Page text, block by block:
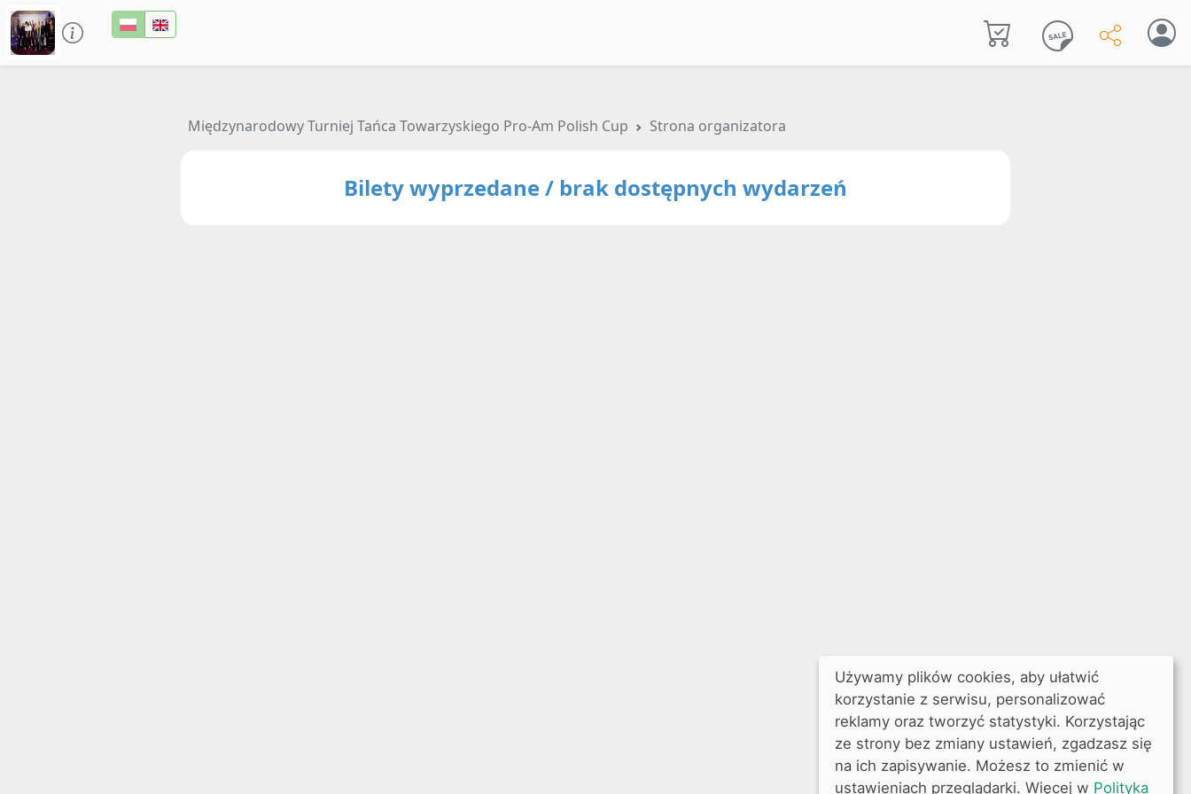
Międzynarodowy Turniej Tańca Towarzyskiego Pro-Am Polish Cup Strona organizatora
Bilety wyprzedane / brak dostępnych wydarzeń
Używamy plików cookies, aby ułatwić
korzystanie z serwisu, personalizować
reklamy oraz tworzyć statystyki. Korzystając
ze strony bez zmiany ustawień, zgadzasz się
na ich zapisywanie. Możesz to zmienić w
ustawieniach przeglądarki. Więcej w Polityka